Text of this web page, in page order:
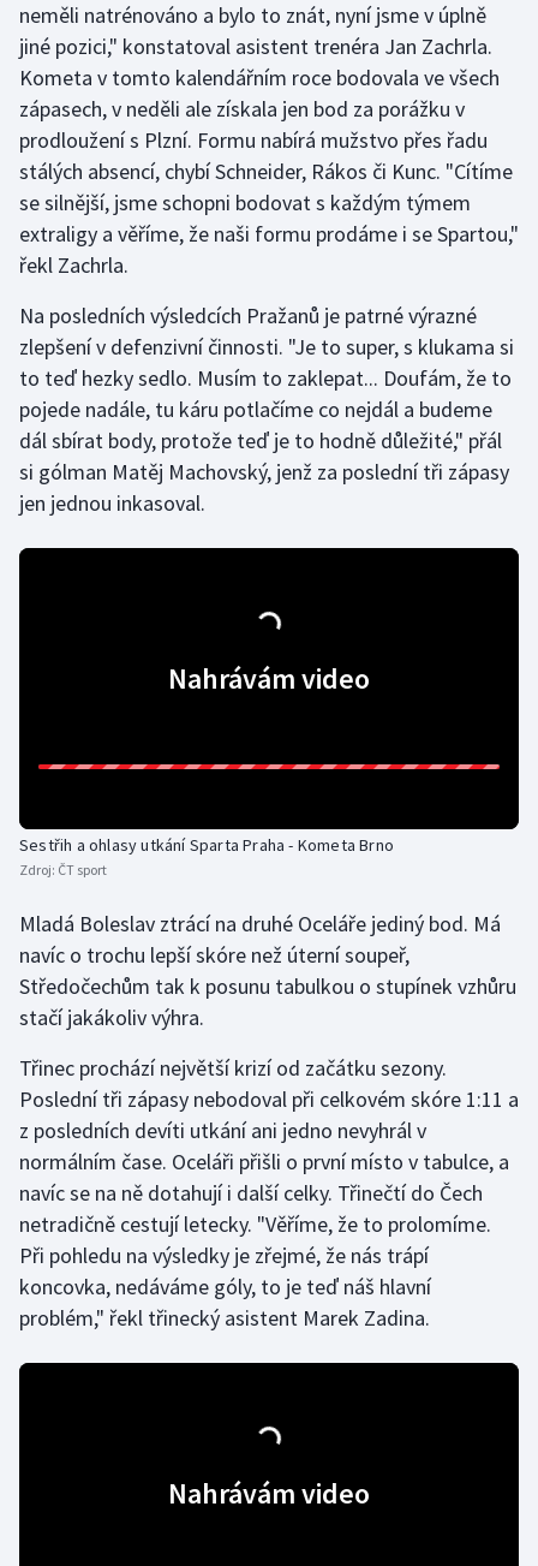
neměli natrénováno a bylo to znát, nyní jsme v úplně
jiné pozici," konstatoval asistent trenéra Jan Zachrla.
Kometa v tomto kalendářním roce bodovala ve všech
zápasech, v neděli ale získala jen bod za porážku v
prodloužení s Plzní. Formu nabírá mužstvo přes řadu
stálých absencí, chybí Schneider, Rákos či Kunc. "Cítíme
se silnější, jsme schopni bodovat s každým týmem
extraligy a věříme, že naši formu prodáme i se Spartou,"
řekl Zachrla.
Na posledních výsledcích Pražanů je patrné výrazné
zlepšení v defenzivní činnosti. "Je to super, s klukama si
to teď hezky sedlo. Musím to zaklepat... Doufám, že to
pojede nadále, tu káru potlačíme co nejdál a budeme
dál sbírat body, protože teď je to hodně důležité," přál
si gólman Matěj Machovský, jenž za poslední tři zápasy
jen jednou inkasoval.
Nahrávám video
Sestřih a ohlasy utkání Sparta Praha - Kometa Brno
Zdroj: ČT sport
Mladá Boleslav ztrácí na druhé Oceláře jediný bod. Má
navíc o trochu lepší skóre než úterní soupeř,
Středočechům tak k posunu tabulkou o stupínek vzhůru
stačí jakákoliv výhra.
Třinec prochází největší krizí od začátku sezony.
Poslední tři zápasy nebodoval při celkovém skóre 1:11 a
z posledních devíti utkání ani jedno nevyhrál v
normálním čase. Oceláři přišli o první místo v tabulce, a
navíc se na ně dotahují i další celky. Třinečtí do Čech
netradičně cestují letecky. "Věříme, že to prolomíme.
Při pohledu na výsledky je zřejmé, že nás trápí
koncovka, nedáváme góly, to je teď náš hlavní
problém," řekl třinecký asistent Marek Zadina.
Nahrávám video